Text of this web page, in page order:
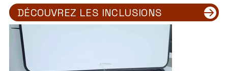
DÉCOUVREZ LES INCLUSIONS